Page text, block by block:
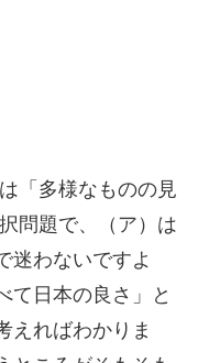
「多様なものの見
問題で、（ア）は
迷わないですよ
て日本の良さ」と
えればわかりま